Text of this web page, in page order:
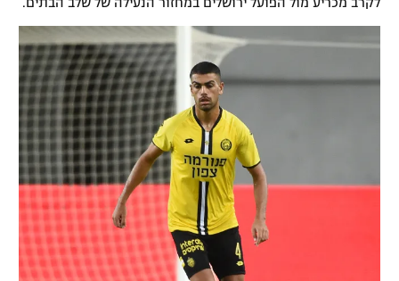
לקרב מכריע מול הפועל ירושלים במחזור הנעילה של שלב הבתים.